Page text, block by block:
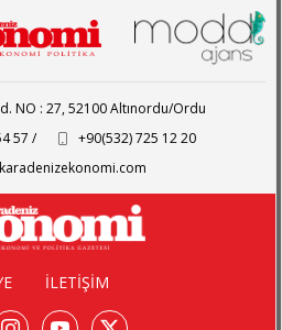
NO : 27, 52100 Altınordu/Ordu
57 /
+90(532) 725 12 20
İLETİŞİM